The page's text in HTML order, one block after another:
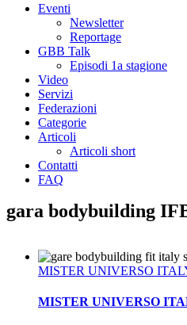
Eventi
Newsletter
Reportage
GBB Talk
Episodi 1a stagione
Video
Servizi
Federazioni
Categorie
Articoli
Articoli short
Contatti
FAQ
gara bodybuilding
MISTER UNIVERSO
MISTER UNIVERSO